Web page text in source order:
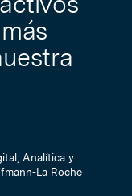
Analítica y
La Roche